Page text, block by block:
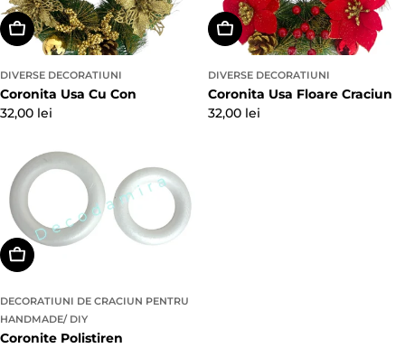
Adaugă In Coş
DIVERSE DECORATIUNI
Coronita Usa Cu Con
Preț
32,00 lei
Adaugă In Coş
DIVERSE DECORATIUNI
Coronita Usa Floare Craciun
Preț
32,00 lei
Alegeți Opțiunile
DECORATIUNI DE CRACIUN PENTRU
HANDMADE/ DIY
Coronite Polistiren